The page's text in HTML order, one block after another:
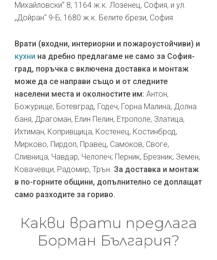
Михайловски“ 8, 1164 ж.к. Лозенец, София, и ул.
„Дойран“ 9-Б, 1680 ж.к. Белите брези, София.
Врати (входни, интериорни и пожароустойчиви) и
кухни на дребно предлагаме не само за София-
град, поръчка с включена доставка и монтаж
може да се направи също и от следните
населени места и околностите им: Антон,
Божурище, Ботевград, Годеч, Горна Малина, Долна
баня, Драгоман, Елин Пелин, Етрополе, Златица,
Ихтиман, Копривщица, Костенец, Костинброд,
Мирково, Пирдоп, Правец, Самоков, Своге,
Сливница, Чавдар, Челопеч; Перник, Брезник, Земен,
Ковачевци, Радомир, Трън. За доставка и монтаж
в по-горните общини, допълнително се доплащат
само разходите за гориво.
Какви врати предлага
Борман България?